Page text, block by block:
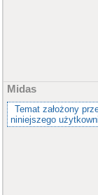
Midas
Temat założony
niniejszego